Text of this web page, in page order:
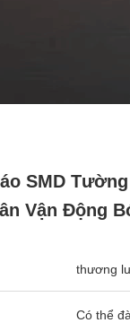
SMD
Vận Động
thương
Có thể